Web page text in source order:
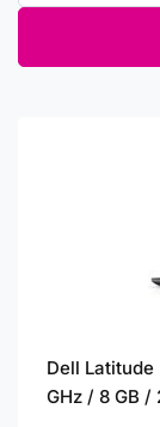
Dell
GHz / 8 GB